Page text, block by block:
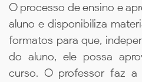
O processo de ensino e
aluno e disponibiliza
formatos para que,
do aluno, ele possa
curso. O professor faz a